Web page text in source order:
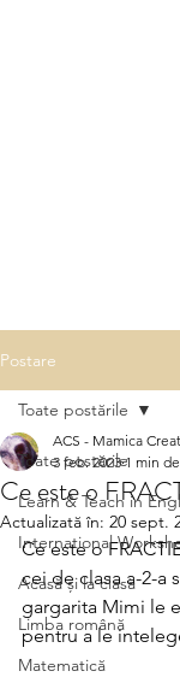
Postare
Toate postările
Learn & Teach in
International
Acasă și la clasă
Limba română
Matematică
Toate postările
Ce este o
ACS - Mamica
3 feb. 2023 1 min
Actualizată în: 20 sept.
Ce este o
cei de clasa a-2-a
gargarita Mimi le
pentru a le